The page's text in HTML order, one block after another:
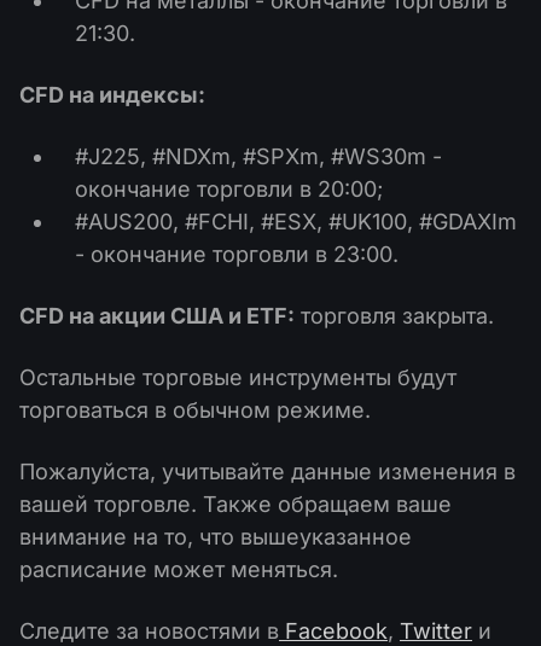
21:30.
CFD на индексы:
#J225, #NDXm, #SPXm, #WS30m -
окончание торговли в 20:00;
#AUS200, #FCHI, #ESX, #UK100, #GDAXIm
- окончание торговли в 23:00.
CFD на акции США и ETF: торговля закрыта.
Остальные торговые инструменты будут
торговаться в обычном режиме.
Пожалуйста, учитывайте данные изменения в
вашей торговле. Также обращаем ваше
внимание на то, что вышеуказанное
расписание может меняться.
Следите за новостями в Facebook, Twitter и